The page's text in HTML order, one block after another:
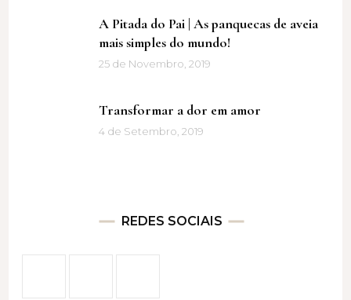
A Pitada do Pai | As panquecas de aveia
mais simples do mundo!
25 de Novembro, 2019
Transformar a dor em amor
4 de Setembro, 2019
REDES SOCIAIS